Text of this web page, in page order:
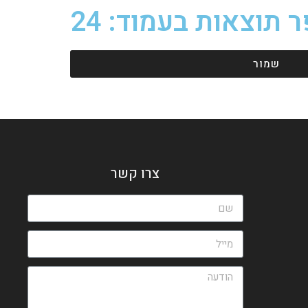
תוצאות בעמוד: 24
שמור
צרו קשר